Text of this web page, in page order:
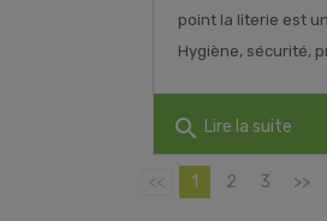
point la literie est
Hygiène, sécurité,
search Lire la suite
<< 1 2 3 >>